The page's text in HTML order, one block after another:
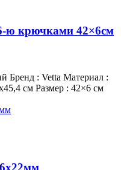
ю крючками 42×6см
Бренд : Vetta Материал :
см Размер : 42×6 см